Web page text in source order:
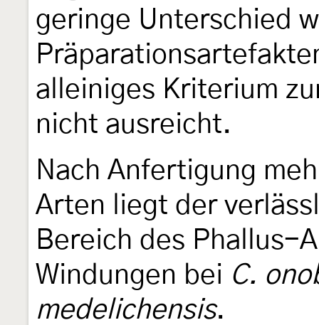
geringe Unterschied
alleiniges Kriterium
nicht ausreicht.
Nach Anfertigung
Arten liegt der
Bereich des Phallus-
Windungen bei C.
medelichensis.